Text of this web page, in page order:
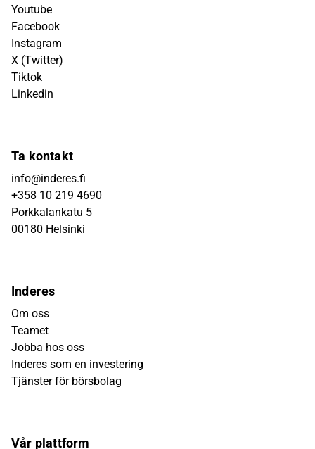
Youtube
Facebook
Instagram
X (Twitter)
Tiktok
Linkedin
Ta kontakt
info@inderes.fi
+358 10 219 4690
Porkkalankatu 5
00180 Helsinki
Inderes
Om oss
Teamet
Jobba hos oss
Inderes som en investering
Tjänster för börsbolag
Vår plattform